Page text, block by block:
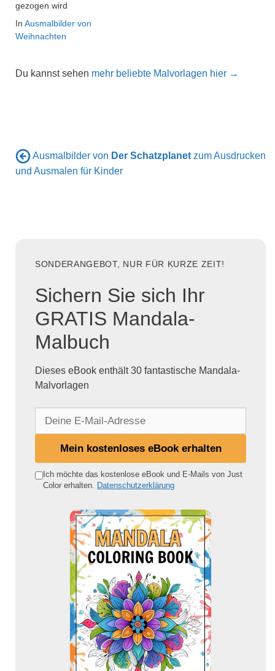
gezogen wird
In Ausmalbilder von
Weihnachten
Du kannst sehen mehr beliebte Malvorlagen hier →
Ausmalbilder von Der Schatzplanet zum Ausdrucken
und Ausmalen für Kinder
SONDERANGEBOT, NUR FÜR KURZE ZEIT!
Sichern Sie sich Ihr
GRATIS Mandala-
Malbuch
Dieses eBook enthält 30 fantastische Mandala-
Malvorlagen
e
Mein kostenloses eBook erhalten
Ich möchte das kostenlose eBook und E-Mails von Just
Color erhalten. Datenschutzerklärung